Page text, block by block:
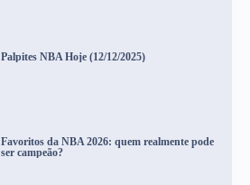
Palpites NBA Hoje (12/12/2025)
Favoritos da NBA 2026: quem realmente pode
ser campeão?